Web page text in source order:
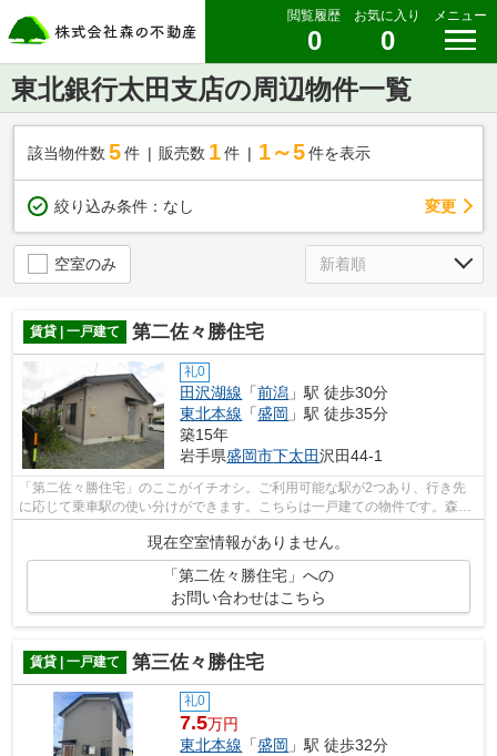
閲覧履歴
0
お気に入り
0
メニュー
東北銀行太田支店の周辺物件一覧
該当物件数 5件 販売数 1 件 1～5 件を表示
絞り込み条件： なし 変更
空室のみ
賃貸 | 一戸建て 第二佐々勝住宅
礼0
田沢湖線 「前潟 」駅 徒歩30分
東北本線 「盛岡 」駅 徒歩35分
築15年
岩手県盛岡市下太田沢田44-1
「第二佐々勝住宅」のここがイチオシ。ご利用可能な駅が2つあり、行き先
に応じて乗車駅の使い分けができます。こちらは一戸建ての物件です。森の
不動産が盛岡市で公開している一戸建て...
現在空室情報がありません。
「第二佐々勝住宅」への
お問い合わせはこちら
賃貸 | 一戸建て 第三佐々勝住宅
礼0
7.5万円
東北本線 「盛岡 」駅 徒歩32分